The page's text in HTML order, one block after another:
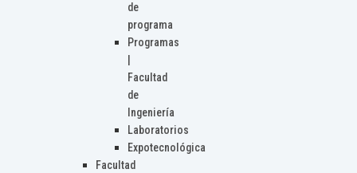
de
programa
Programas
Facultad
de
Ingeniería
Laboratorios
Expotecnológica
Facultad